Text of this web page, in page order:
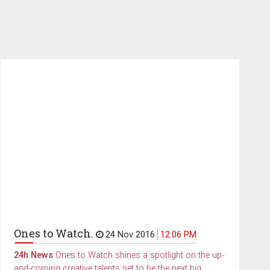
Ones to Watch. 24 Nov 2016
12.06 PM
24h NewsOnes to Watch shines a spotlight on the up-